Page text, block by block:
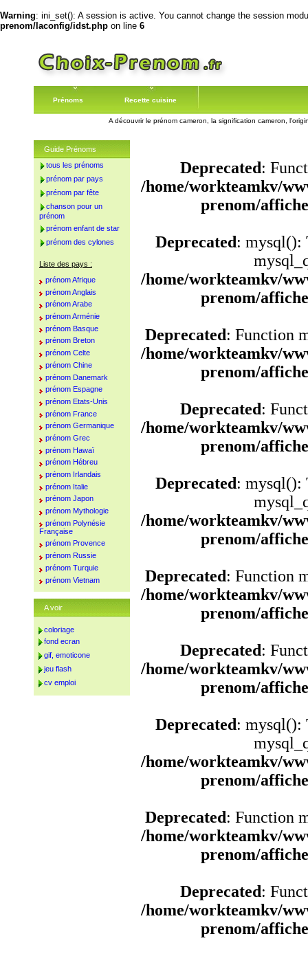
Warning: ini_set(): A session is active. You cannot change the session
prenom/laconfig/idst.php on line 6
Prénoms Recette cuisine
A découvrir le prénom cameron, la signification cameron,
Deprecated:
/home/workteamkv/
prenom/
Deprecated: mysql():
/home/workteamkv/
prenom/
Deprecated: Function
/home/workteamkv/
prenom/
Deprecated:
/home/workteamkv/
prenom/
Deprecated: mysql():
/home/workteamkv/
prenom/
Deprecated: Function
/home/workteamkv/
prenom/
Deprecated:
/home/workteamkv/
prenom/
Deprecated: mysql():
/home/workteamkv/
prenom/
Deprecated: Function
/home/workteamkv/
prenom/
Deprecated:
/home/workteamkv/
prenom/
Guide Prénoms
tous les prénoms
prénom par pays
prénom par fête
chanson pour un
prénom
prénom enfant de star
prénom des cylones
Liste des pays :
prénom Afrique
prénom Anglais
prénom Arabe
prénom Arménie
prénom Basque
prénom Breton
prénom Celte
prénom Chine
prénom Danemark
prénom Espagne
prénom Etats-Unis
prénom France
prénom Germanique
prénom Grec
prénom Hawaï
prénom Hébreu
prénom Irlandais
prénom Italie
prénom Japon
prénom Mythologie
prénom Polynésie
Française
prénom Provence
prénom Russie
prénom Turquie
prénom Vietnam
A voir
coloriage
fond ecran
gif, emoticone
jeu flash
cv emploi